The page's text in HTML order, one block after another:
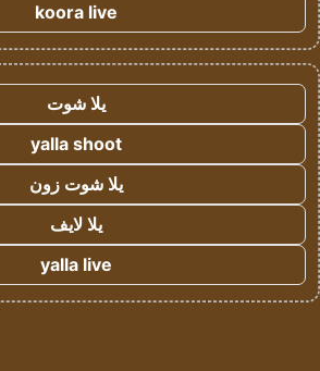
koora live
يلا شوت
yalla shoot
يلا شوت زون
يلا لايف
yalla live